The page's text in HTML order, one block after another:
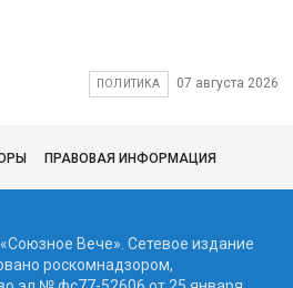
ПОЛИТИКА 07 августа 2026
ПРАВОВАЯ ИНФОРМАЦИЯ
Вече». Сетевое издание
роскомнадзором,